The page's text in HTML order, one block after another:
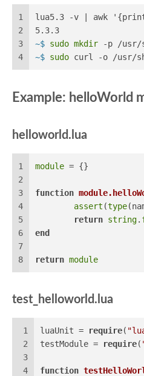
1
2
3
4
lua5.3 -v | awk
5.3.3
~$ sudo mkdir -p /usr/
~$ sudo curl -o /usr/
Example: helloWorld
helloworld.lua
1
2
3
4
5
6
7
8
module = {}
function
assert (type
return string.
end
return module
test_helloworld.lua
1
2
3
4
luaUnit = require(
testModule =
require(
function